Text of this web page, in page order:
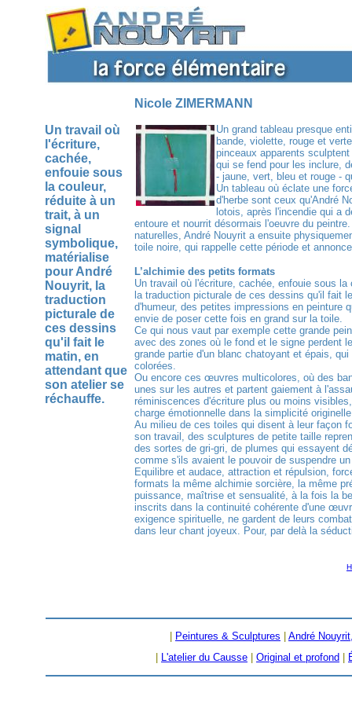
Un travail où
l'écriture,
cachée,
enfouie sous
la couleur,
réduite à un
trait, à un
signal
symbolique,
matérialise
pour André
Nouyrit, la
traduction
picturale de
ces dessins
qu'il fait le
matin, en
attendant que
son atelier se
réchauffe.
Nicole ZIMERMANN
Un grand tableau presque
bande, violette, rouge et
pinceaux apparents
qui se fend pour les inclure,
- jaune, vert, bleu et rouge -
Un tableau où éclate une
d'herbe sont ceux qu'André
lotois, après l'incendie qui a
entoure et nourrit désormais l'oeuvre du
naturelles, André Nouyrit a ensuite
toile noire, qui rappelle cette période et
L’alchimie des petits formats
Un travail où l'écriture, cachée, enfouie sous
la traduction picturale de ces dessins qu'il fait
d'humeur, des petites impressions en peinture
envie de poser cette fois en grand sur la toile.
Ce qui nous vaut par exemple cette grande
avec des zones où le fond et le signe perdent
grande partie d'un blanc chatoyant et épais,
colorées.
Ou encore ces œuvres multicolores, où des
unes sur les autres et partent gaiement à
réminiscences d'écriture plus ou moins
charge émotionnelle dans la simplicité
Au milieu de ces toiles qui disent à leur façon
son travail, des sculptures de petite taille
des sortes de gri-gri, de plumes qui essayent
comme s'ils avaient le pouvoir de suspendre
Equilibre et audace, attraction et répulsion,
formats la même alchimie sorcière, la même
puissance, maîtrise et sensualité, à la fois la
inscrits dans la continuité cohérente d'une
exigence spirituelle, ne gardent de leurs
dans leur chant joyeux. Pour, par delà la
Peintures & Sculptures
André
L'atelier du Causse Original et profond